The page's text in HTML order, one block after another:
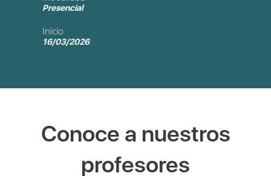
Presencial
Inicio
16/03/2026
Conoce a nuestros
profesores